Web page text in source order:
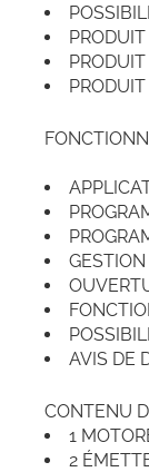
AVIS DE
CONTENU
1
2